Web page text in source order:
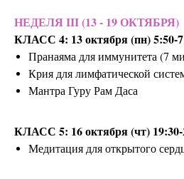
НЕДЕЛЯ III (13 - 19 ОКТЯБРЯ)
КЛАСС 4: 13 октября (пн) 5:50-
Пранаяма для иммунитета (7
Крия для лимфатической
Мантра Гуру Рам Даса
КЛАСС 5: 16 октября (чт) 19:30-
Медитация для открытого